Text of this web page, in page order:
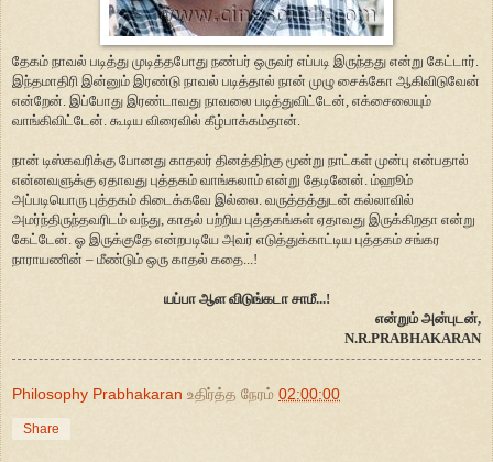
தேகம் நாவல் படித்து முடித்தபோது நண்பர் ஒருவர் எப்படி இருந்தது என்று கேட்டார்.
இந்தமாதிரி இன்னும் இரண்டு நாவல் படித்தால் நான் முழு சைக்கோ ஆகிவிடுவேன்
என்றேன். இப்போது இரண்டாவது நாவலை படித்துவிட்டேன், எக்சைலையும்
வாங்கிவிட்டேன். கூடிய விரைவில் கீழ்பாக்கம்தான்.
நான் டிஸ்கவரிக்கு போனது காதலர் தினத்திற்கு மூன்று நாட்கள் முன்பு என்பதால்
என்னவளுக்கு ஏதாவது புத்தகம் வாங்கலாம் என்று தேடினேன். ம்ஹூம்
அப்படியொரு புத்தகம் கிடைக்கவே இல்லை. வருத்தத்துடன் கல்லாவில்
அமர்ந்திருந்தவரிடம் வந்து, காதல் பற்றிய புத்தகங்கள் ஏதாவது இருக்கிறதா என்று
கேட்டேன். ஓ இருக்குதே என்றபடியே அவர் எடுத்துக்காட்டிய புத்தகம் சங்கர
நாராயணின் – மீண்டும் ஒரு காதல் கதை...!
யப்பா ஆள விடுங்கடா சாமீ...!
என்றும் அன்புடன்,
N.R.PRABHAKARAN
Philosophy Prabhakaran உதிர்த்த நேரம் 02:00:00
Share